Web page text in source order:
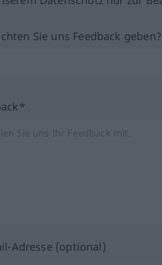
Sie uns Feedback
Adresse (optional)